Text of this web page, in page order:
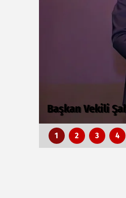
Bursa’da
dönem
1 2 3 4